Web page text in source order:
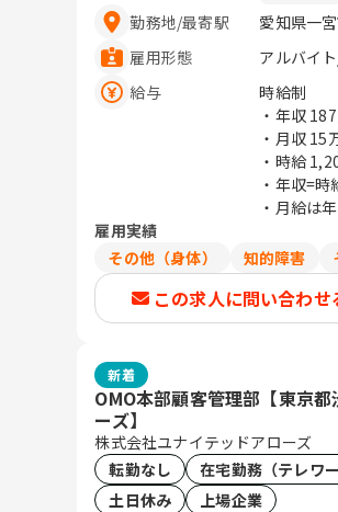
勤務地/最寄駅
愛知県一
雇用形態
アルバイ
給与
時給制
・年収
・月収 15
・時給
・年収=
・月給は
雇用実績
その他（身体）
知的障害
この求人に問い合わせ
新着
OMO本部顧客管理部【東京
ーズ】
株式会社ユナイテッドアローズ
転勤なし
在宅勤務（テレワ
土日休み
上場企業